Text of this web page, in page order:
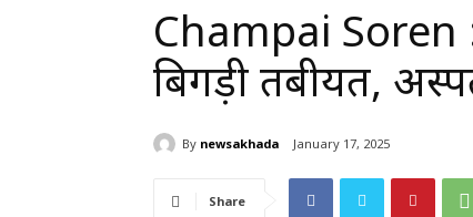
Champai Soren
बिगड़ी तबीयत,
By newsakhada January 17, 2025
Share